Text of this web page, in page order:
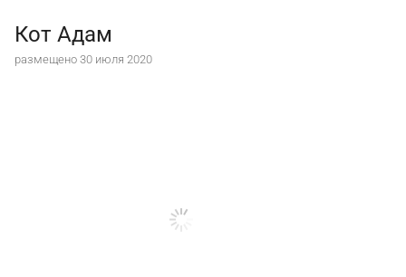
Кот Адам
размещено 30 июля 2020